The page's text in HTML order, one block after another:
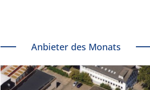
Anbieter des Monats